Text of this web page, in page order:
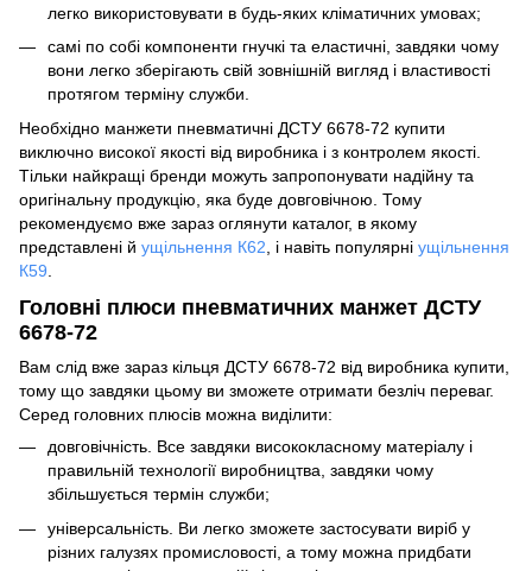
легко використовувати в будь-яких кліматичних умовах;
самі по собі компоненти гнучкі та еластичні, завдяки чому
вони легко зберігають свій зовнішній вигляд і властивості
протягом терміну служби.
Необхідно манжети пневматичні ДСТУ 6678-72 купити
виключно високої якості від виробника і з контролем якості.
Тільки найкращі бренди можуть запропонувати надійну та
оригінальну продукцію, яка буде довговічною. Тому
рекомендуємо вже зараз оглянути каталог, в якому
представлені й ущільнення К62 , і навіть популярні ущільнення
К59
Головні плюси пневматичних манжет ДСТУ
6678-72
Вам слід вже зараз кільця ДСТУ 6678-72 від виробника купити,
тому що завдяки цьому ви зможете отримати безліч переваг.
Серед головних плюсів можна виділити:
довговічність. Все завдяки висококласному матеріалу і
правильній технології виробництва, завдяки чому
збільшується термін служби;
універсальність. Ви легко зможете застосувати виріб у
різних галузях промисловості, а тому можна придбати